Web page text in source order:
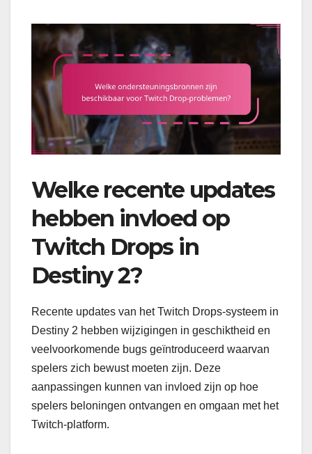
Welke recente updates
hebben invloed op
Twitch Drops in
Destiny 2?
Recente updates van het Twitch Drops-systeem in
Destiny 2 hebben wijzigingen in geschiktheid en
veelvoorkomende bugs geïntroduceerd waarvan
spelers zich bewust moeten zijn. Deze
aanpassingen kunnen van invloed zijn op hoe
spelers beloningen ontvangen en omgaan met het
Twitch-platform.